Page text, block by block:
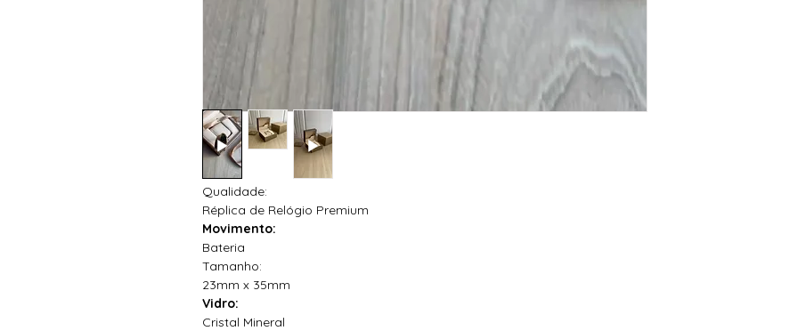
Qualidade:
Réplica de Relógio Premium
Movimento:
Bateria
Tamanho:
23mm x 35mm
Vidro:
Cristal Mineral